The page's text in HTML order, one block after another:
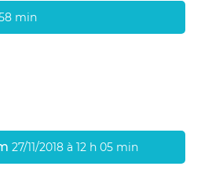
min
27/11/2018 à 12 h 05 min